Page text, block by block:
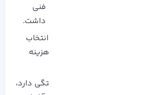
کارشناسان ما مشاوره های فنی
مناسب ترین لوکیشن خواهید داشت.
وجود دارد که باید پیش از انتخاب
را بررسی کنیم تا وقت و هزینه
به هدر ندهیم.
سرور به هزاران مورد بستگی دارد،